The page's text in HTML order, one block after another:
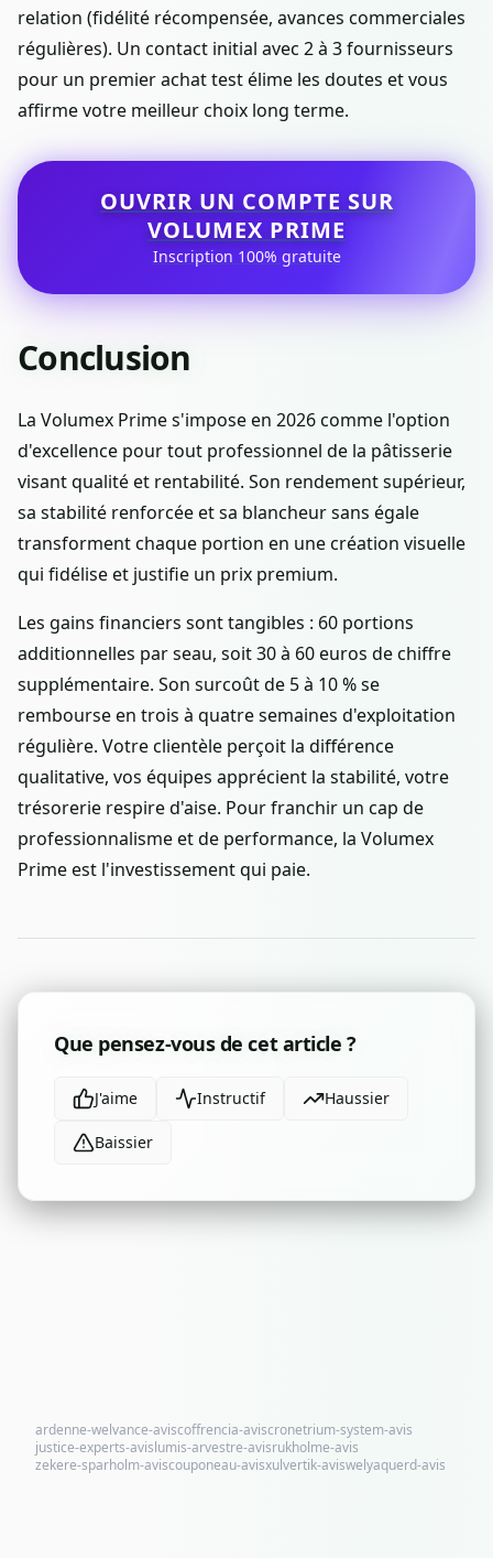
relation (fidélité récompensée, avances commerciales
régulières). Un contact initial avec 2 à 3 fournisseurs
pour un premier achat test élime les doutes et vous
affirme votre meilleur choix long terme.
OUVRIR UN COMPTE SUR
VOLUMEX PRIME
Inscription 100% gratuite
Conclusion
La Volumex Prime s'impose en 2026 comme l'option
d'excellence pour tout professionnel de la pâtisserie
visant qualité et rentabilité. Son rendement supérieur,
sa stabilité renforcée et sa blancheur sans égale
transforment chaque portion en une création visuelle
qui fidélise et justifie un prix premium.
Les gains financiers sont tangibles : 60 portions
additionnelles par seau, soit 30 à 60 euros de chiffre
supplémentaire. Son surcoût de 5 à 10 % se
rembourse en trois à quatre semaines d'exploitation
régulière. Votre clientèle perçoit la différence
qualitative, vos équipes apprécient la stabilité, votre
trésorerie respire d'aise. Pour franchir un cap de
professionnalisme et de performance, la Volumex
Prime est l'investissement qui paie.
Que pensez-vous de cet article ?
J'aime Instructif Haussier
Baissier
ardenne-welvance-aviscoffrencia-aviscronetrium-system-avis
justice-experts-avislumis-arvestre-avisrukholme-avis
zekere-sparholm-aviscouponeau-avisxulvertik-aviswelyaquerd-avis